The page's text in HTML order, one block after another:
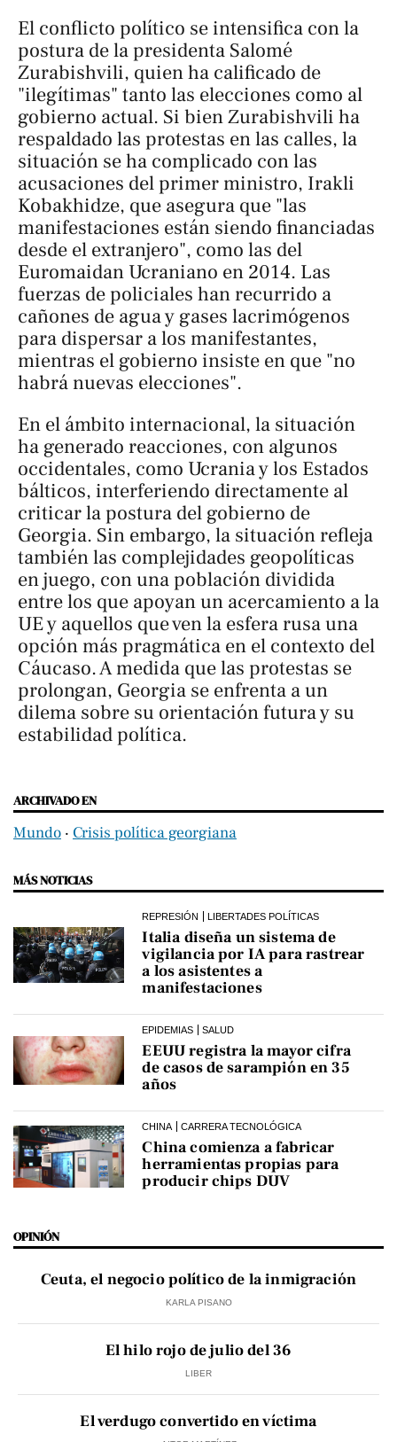
El conflicto político se intensifica con la
postura de la presidenta Salomé
Zurabishvili, quien ha calificado de
"ilegítimas" tanto las elecciones como al
gobierno actual. Si bien Zurabishvili ha
respaldado las protestas en las calles, la
situación se ha complicado con las
acusaciones del primer ministro, Irakli
Kobakhidze, que asegura que "las
manifestaciones están siendo financiadas
desde el extranjero", como las del
Euromaidan Ucraniano en 2014. Las
fuerzas de policiales han recurrido a
cañones de agua y gases lacrimógenos
para dispersar a los manifestantes,
mientras el gobierno insiste en que "no
habrá nuevas elecciones".
En el ámbito internacional, la situación
ha generado reacciones, con algunos
occidentales, como Ucrania y los Estados
bálticos, interferiendo directamente al
criticar la postura del gobierno de
Georgia. Sin embargo, la situación refleja
también las complejidades geopolíticas
en juego, con una población dividida
entre los que apoyan un acercamiento a la
UE y aquellos que ven la esfera rusa una
opción más pragmática en el contexto del
Cáucaso. A medida que las protestas se
prolongan, Georgia se enfrenta a un
dilema sobre su orientación futura y su
estabilidad política.
ARCHIVADO EN
Mundo ‧ Crisis política georgiana
MÁS NOTICIAS
REPRESIÓN LIBERTADES POLÍTICAS
Italia diseña un sistema de
vigilancia por IA para rastrear
a los asistentes a
manifestaciones
EPIDEMIAS SALUD
EEUU registra la mayor cifra
de casos de sarampión en 35
años
CHINA CARRERA TECNOLÓGICA
China comienza a fabricar
herramientas propias para
producir chips DUV
OPINIÓN
Ceuta, el negocio político de la inmigración
KARLA PISANO
El hilo rojo de julio del 36
LIBER
El verdugo convertido en víctima